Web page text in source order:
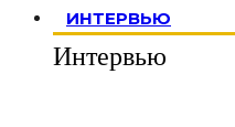
ИНТЕРВЬЮ
Интервью